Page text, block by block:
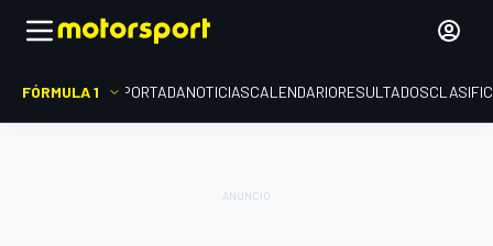
FÓRMULA 1 PORTADANOTICIASCALENDARIORESULTADOS